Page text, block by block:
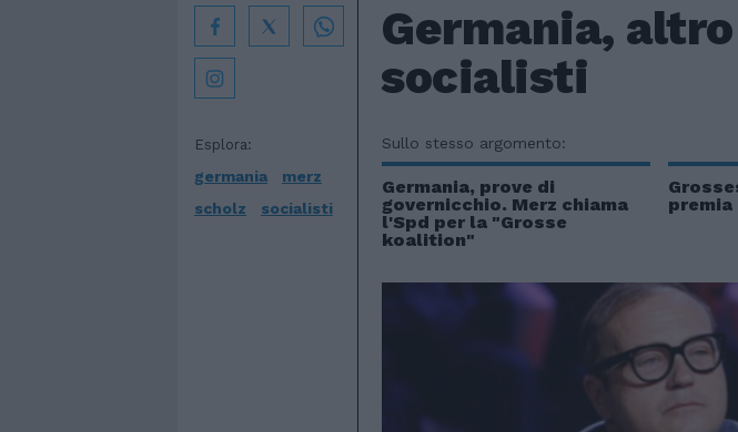
Germania,
socialisti
Esplora:
germania
merz
scholz
socialisti
Sullo stesso argomento:
Germania, prove di
governicchio. Merz chiama
l'Spd per la "Grosse
koalition"